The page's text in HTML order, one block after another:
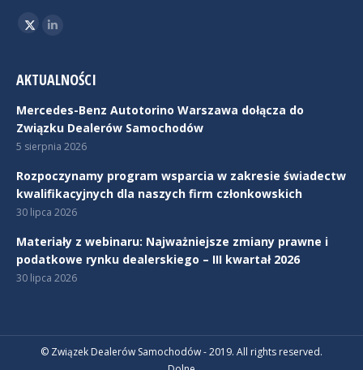
Znajdź nas na:
TwitterLinkedin
AKTUALNOŚCI
Mercedes-Benz Autotorino Warszawa dołącza do
Związku Dealerów Samochodów
5 sierpnia 2026
Rozpoczynamy program wsparcia w zakresie świadectw
kwalifikacyjnych dla naszych firm członkowskich
30 lipca 2026
Materiały z webinaru: Najważniejsze zmiany prawne i
podatkowe rynku dealerskiego – III kwartał 2026
30 lipca 2026
© Związek Dealerów Samochodów - 2019. All rights reserved.